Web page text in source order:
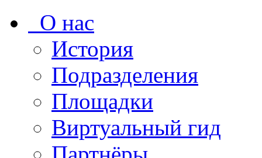
О нас
История
Подразделения
Площадки
Виртуальный гид